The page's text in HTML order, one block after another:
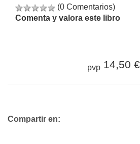
(0 Comentarios)
Comenta y valora este libro
pvp 14,50 €
Compartir en: